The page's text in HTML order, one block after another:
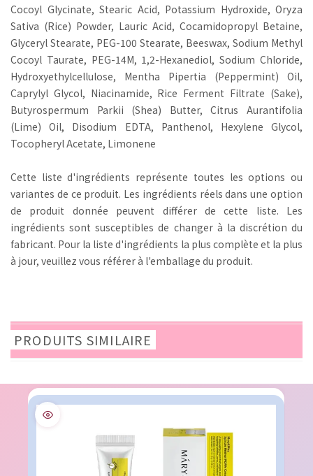
Cocoyl Glycinate, Stearic Acid, Potassium Hydroxide, Oryza
Sativa (Rice) Powder, Lauric Acid, Cocamidopropyl Betaine,
Glyceryl Stearate, PEG-100 Stearate, Beeswax, Sodium Methyl
Cocoyl Taurate, PEG-14M, 1,2-Hexanediol, Sodium Chloride,
Hydroxyethylcellulose, Mentha Pipertia (Peppermint) Oil,
Caprylyl Glycol, Niacinamide, Rice Ferment Filtrate (Sake),
Butyrospermum Parkii (Shea) Butter, Citrus Aurantifolia
(Lime) Oil, Disodium EDTA, Panthenol, Hexylene Glycol,
Tocopheryl Acetate, Limonene
Cette liste d'ingrédients représente toutes les options ou
variantes de ce produit. Les ingrédients réels dans une option
de produit donnée peuvent différer de cette liste. Les
ingrédients sont susceptibles de changer à la discrétion du
fabricant. Pour la liste d'ingrédients la plus complète et la plus
à jour, veuillez vous référer à l'emballage du produit.
PRODUITS SIMILAIRE